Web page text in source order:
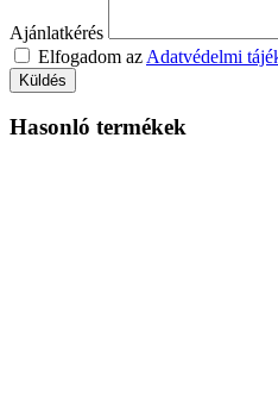
Ajánlatkérés
Elfogadom az Adatvédelmi
Küldés
Hasonló termékek